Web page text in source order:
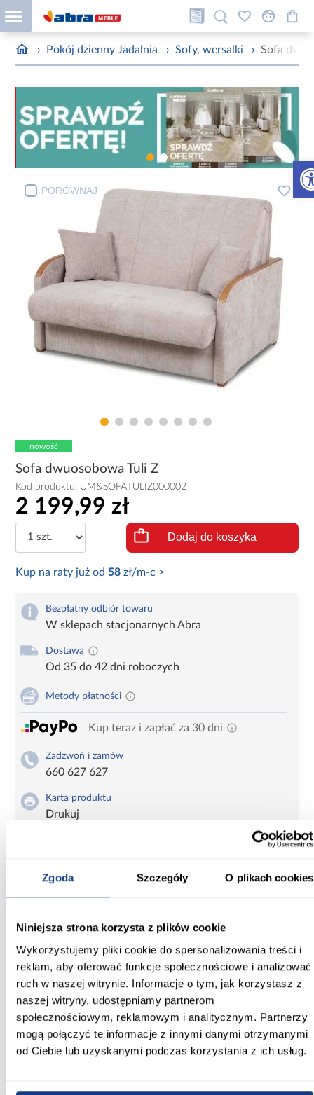
Zgoda Szczegóły O plikach cookies
Niniejsza strona korzysta z plików cookie
Wykorzystujemy pliki cookie do spersonalizowania treści i
reklam, aby oferować funkcje społecznościowe i analizować
ruch w naszej witrynie. Informacje o tym, jak korzystasz z
naszej witryny, udostępniamy partnerom
społecznościowym, reklamowym i analitycznym. Partnerzy
mogą połączyć te informacje z innymi danymi otrzymanymi
od Ciebie lub uzyskanymi podczas korzystania z ich usług.
› Pokój dzienny Jadalnia › Sofy, wersalki › Sofa
PORÓWNAJ
nowość
Sofa dwuosobowa Tuli Z
Kod produktu: UM&SOFATULIZ000002
2 199,99 zł
Dodaj do koszyka
Kup na raty już od 58 zł/m-c >
Bezpłatny odbiór towaru
W sklepach stacjonarnych Abra
Dostawa
Od 35 do 42 dni roboczych
Metody płatności
Kup teraz i zapłać za 30 dni
Zadzwoń i zamów
660 627 627
Karta produktu
Drukuj
Kompaktowa dwuosobowa sofa Tuli Z z funkcją spania i
pionowe przeszycia, które nadają całości elegancki, lekko
mebla.Po bokach znajdują się zaokrąglone podłokietniki,
wykończone drewnianymi elementami. W zestawie są także dwie
funkcję dekoracyjną. Sofa z funkcją spania — dzięki
mechanizmowi rozkładania można ją szybko przekształcić w
miejsce do spania dla jednej lub dwóch osób. Po rozłożeniu
tworzy równą powierzchnię, odpowiednią do codziennego lub
okazjonalnego użytku. Dodatkowym atutem jest pojemnik na
pościel, ukryty pod siedziskiem.